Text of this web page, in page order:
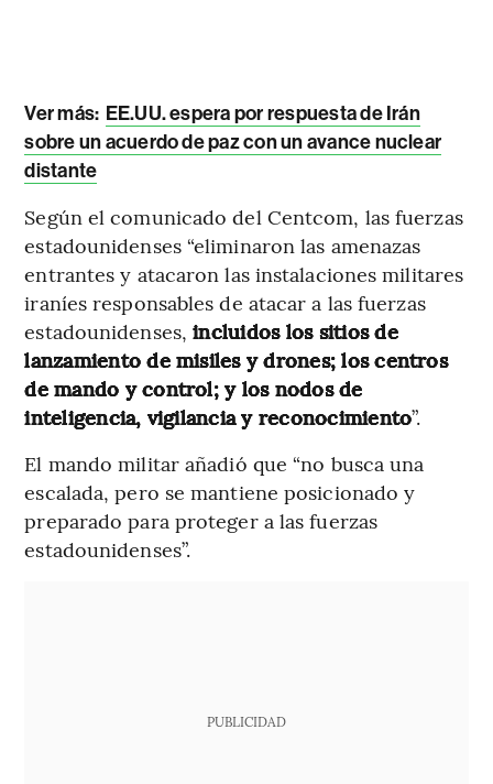
Ver más: EE.UU. espera por respuesta de Irán
sobre un acuerdo de paz con un avance nuclear
distante
Según el comunicado del Centcom, las fuerzas
estadounidenses “eliminaron las amenazas
entrantes y atacaron las instalaciones militares
iraníes responsables de atacar a las fuerzas
estadounidenses, incluidos los sitios de
lanzamiento de misiles y drones; los centros
de mando y control; y los nodos de
inteligencia, vigilancia y reconocimiento”.
El mando militar añadió que “no busca una
escalada, pero se mantiene posicionado y
preparado para proteger a las fuerzas
estadounidenses”.
PUBLICIDAD